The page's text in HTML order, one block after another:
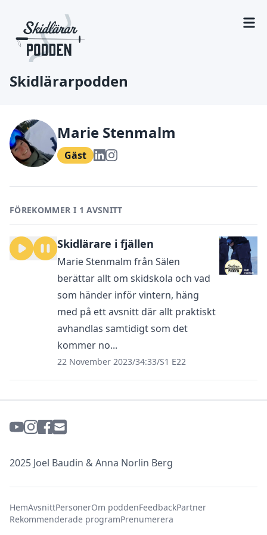
Skidlärarpodden
Marie Stenmalm
Gäst
FÖREKOMMER I 1 AVSNITT
Skidlärare i fjällen
Marie Stenmalm från Sälen
berättar allt om skidskola och vad
som händer inför vintern, häng
med på ett avsnitt där allt praktiskt
avhandlas samtidigt som det
kommer no...
22 November 2023/34:33/S1 E22
2025 Joel Baudin & Anna Norlin Berg
HemAvsnittPersonerOm poddenFeedbackPartner
Rekommenderade programPrenumerera